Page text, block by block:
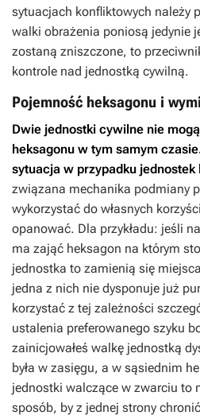
sytuacjach konfliktowych należy
walki obrażenia poniosą jedynie
zostaną zniszczone, to
kontrole nad jednostką cywilną.
Pojemność heksagonu i
Dwie jednostki cywilne nie
heksagonu w tym samym
sytuacja w przypadku jednostek
związana mechanika podmiany
wykorzystać do własnych
opanować. Dla przykładu: jeśli
ma zająć heksagon na którym
jednostka to zamienią się
jedna z nich nie dysponuje już
korzystać z tej zależności
ustalenia preferowanego szyku
zainicjowałeś walkę jednostką
była w zasięgu, a w sąsiednim
jednostki walczące w zwarciu to
sposób, by z jednej strony